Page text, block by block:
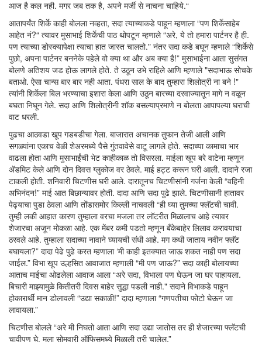
आज है कल नही. मगर जब तक है, अपने मर्जी से नाचना चाहिये.“
आतापर्यंत शिर्के काही बोलला नव्हता, सदा त्याच्याकडे पाहून म्हणाला “पण शिर्केसाहेब
आहेत नं?“ त्यावर मुसाभाई शिर्केची पाठ थोपटून म्हणाले “अरे, ये तो हमारा पार्टनर है ही.
पण त्याच्या डोस्क्यापेक्षा त्याचा हात जास्त चालतो." नंतर सदा कडे बघून म्हणाले “शिर्केसे
पुछो, अपना पार्टनर बननेके पहेले वो क्या था और अब क्या है!” मुसाभाईना आता सुसंगत
बोलणे अतिशय जड होऊ लागले होते. ते उठून उभे राहिले आणि म्हणाले "सदाभाऊ सोचके
बताओ. ऐसा चान्स बार बार नही आता. पंधरा साल के बाद तुम्हारा शिलोत्री ना बने !"
त्यांनी शिर्केला बिल भरण्याचा इशारा केला आणि उठून बारच्या दरवाज्यातून मागे न वळून
बघता निघून गेले. सदा आणि शिलोत्रीनी शॉक बसल्याप्रमाणे न बोलता आपापल्या घराची
वाट धरली.
पुढचा आठवडा खूप गडबडीचा गेला. बाजारात अचानक तुफान तेजी आली आणि
सगळ्यांना एकाच वेळी शेअरमध्ये पैसे गुंतवावेसे वाटू लागले होते. सदाच्या कामाचा भार
वाढला होता आणि मुसाभाईंची भेट काहीकाळ तो विसरला. माईला खूप बरे वाटेना म्हणून
अ‍ॅडमिट केले आणि दोन दिवस ग्लुकोज वर ठेवले. माई हट्ट करून घरी आली. दादाने रजा
टाकली होती. शनिवारी चिटणीस घरी आले. दारातूनच चिटणीसांनी गर्जना केली “वहिनी
अभिनंदन!” माई आत बिछान्यावर होती. दादा आणि सदा पुढे झाले. चिटणीसानी हातावर
पेढ्याचा पुडा ठेवला आणि तोंडासमोर किल्ली नाचवली “ही घ्या तुमच्या फ्लॅटची चावी.
तुम्ही लकी आहात कारण तुम्हाला वरचा मजला तर लॉटरीत मिळालाच आहे त्यावर
शेजारचा अजून मोकळा आहे. एक मेंबर कमी पडतो म्हणून बँकेबाहेर लिलाव करावयाचा
ठरवले आहे. तुम्हाला सदाच्या नावाने घ्यायची संधी आहे. मग कधी जाताय नवीन फ्लॅट
बघायला?” दादा पेढे पुढे करत म्हणाला ‘मी काही इतक्यात जाऊ शकत नाही पण सदा
जाईल.” विभा खूप उल्हसित आवाजात म्हणाली “मी पण जाऊ?” सदा काही बोलायच्या
आताच माईचा ओढलेला आवाज आला “अरे सदा, विभाला पण घेऊन जा घर पाहायला.
बिचारी माझ्यामुळे कितीतरी दिवस बाहेर सुद्धा पडली नाही." सदाने विभाकडे पाहून
होकारार्थी मान डोलावली “उद्या सकाळी!” दादा म्हणाला “गणपतीचा फोटो घेऊन जा
लावायला.”
चिटणीस बोलले “अरे मी निघतो आता आणि सदा उद्या जातोस तर ही शेजारच्या फ्लॅटची
चावीपण घे. मला सोमवारी ऑफिसमध्ये मिळाली तरी चालेल.”